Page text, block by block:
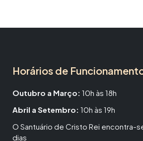
Horários de
Outubro a Março: 10h às 18h
Abril a Setembro: 10h às 19h
O Santuário de Cristo Rei encontra-
dias